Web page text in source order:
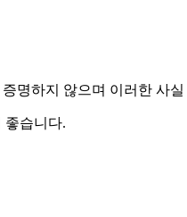
명하지 않으며 이러한 사
좋습니다.